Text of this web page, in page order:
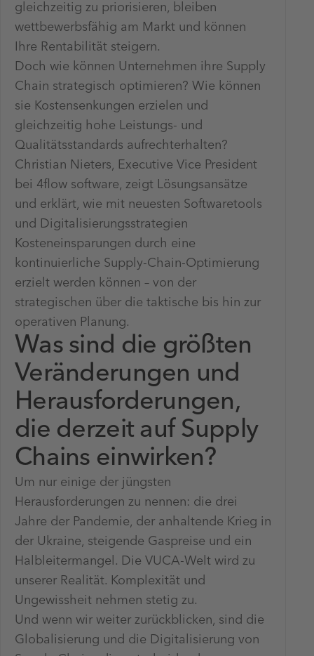
gleichzeitig zu priorisieren, bleiben
wettbewerbsfähig am Markt und können
Ihre Rentabilität steigern.
Doch wie können Unternehmen ihre Supply
Chain strategisch optimieren? Wie können
sie Kostensenkungen erzielen und
gleichzeitig hohe Leistungs- und
Qualitätsstandards aufrechterhalten?
Christian Nieters, Executive Vice President
bei 4flow software, zeigt Lösungsansätze
und erklärt, wie mit neuesten Softwaretools
und Digitalisierungsstrategien
Kosteneinsparungen durch eine
kontinuierliche Supply-Chain-Optimierung
erzielt werden können – von der
strategischen über die taktische bis hin zur
operativen Planung.
Was sind die größten
Veränderungen und
Herausforderungen,
die derzeit auf Supply
Chains einwirken?
Um nur einige der jüngsten
Herausforderungen zu nennen: die drei
Jahre der Pandemie, der anhaltende Krieg in
der Ukraine, steigende Gaspreise und ein
Halbleitermangel. Die VUCA-Welt wird zu
unserer Realität. Komplexität und
Ungewissheit nehmen stetig zu.
Und wenn wir weiter zurückblicken, sind die
Globalisierung und die Digitalisierung von